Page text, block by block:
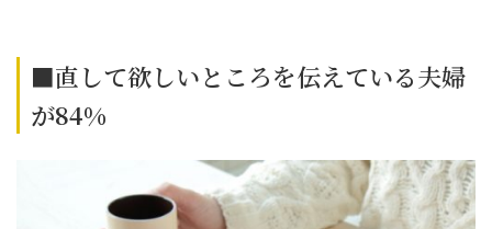
■直して欲しいところを伝えている夫婦
が84%